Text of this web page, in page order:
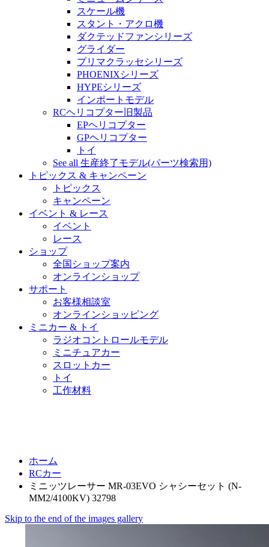
スケール機
スタント・アクロ機
ダクテッドファンシリーズ
グライダー
プリマクラッセシリーズ
PHOENIXシリーズ
HYPEシリーズ
インポートモデル
RCヘリコプター旧製品
EPヘリコプター
GPヘリコプター
トイ
See all 生産終了モデル(パーツ検索用)
トピックス & キャンペーン
トピックス
キャンペーン
イベント & レース
イベント
レース
ショップ
全国ショップ案内
オンラインショップ
サポート
お客様相談室
オンラインショッピング
ミニカー & トイ
ラジオコントロールモデル
ミニチュアカー
スロットカー
トイ
工作材料
ホーム
RCカー
ミニッツレーサー MR-03EVO シャシーセット (N-
MM2/4100KV) 32798
Skip to the end of the images gallery